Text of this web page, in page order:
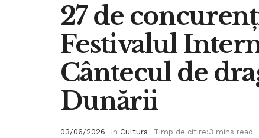
27 de
Festivalul
Cântecul de
Dunării
03/06/2026 in Cultura Timp de citire:3 mins read